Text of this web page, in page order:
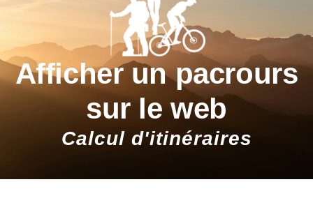
Afficher un pacrours
sur le web
Calcul d'itinéraires